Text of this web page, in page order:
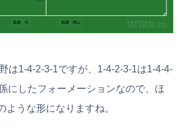
は1-4-2-3-1ですが、1-4-2-3-1は1-4-4-
にしたフォーメーションなので、ほ
ような形になりますね。